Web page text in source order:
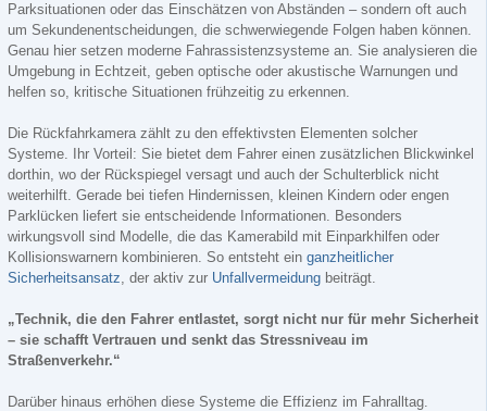
Parksituationen oder das Einschätzen von Abständen – sondern oft auch
um Sekundenentscheidungen, die schwerwiegende Folgen haben können.
Genau hier setzen moderne Fahrassistenzsysteme an. Sie analysieren die
Umgebung in Echtzeit, geben optische oder akustische Warnungen und
helfen so, kritische Situationen frühzeitig zu erkennen.
Die Rückfahrkamera zählt zu den effektivsten Elementen solcher
Systeme. Ihr Vorteil: Sie bietet dem Fahrer einen zusätzlichen Blickwinkel
dorthin, wo der Rückspiegel versagt und auch der Schulterblick nicht
weiterhilft. Gerade bei tiefen Hindernissen, kleinen Kindern oder engen
Parklücken liefert sie entscheidende Informationen. Besonders
wirkungsvoll sind Modelle, die das Kamerabild mit Einparkhilfen oder
Kollisionswarnern kombinieren. So entsteht ein ganzheitlicher
Sicherheitsansatz, der aktiv zur Unfallvermeidung beiträgt.
„Technik, die den Fahrer entlastet, sorgt nicht nur für mehr Sicherheit
– sie schafft Vertrauen und senkt das Stressniveau im
Straßenverkehr.“
Darüber hinaus erhöhen diese Systeme die Effizienz im Fahralltag.